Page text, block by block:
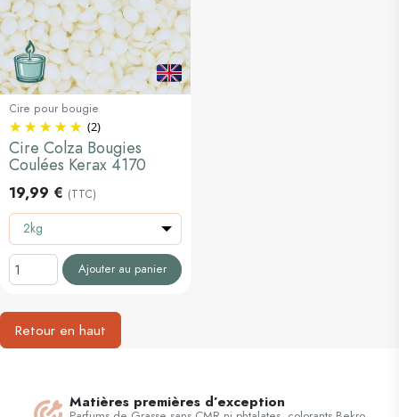
Cire pour bougie
(2)
Cire Colza Bougies
Coulées Kerax 4170
19,99 € (TTC)
2kg
Ajouter au panier
Retour en haut
Matières premières d’exception